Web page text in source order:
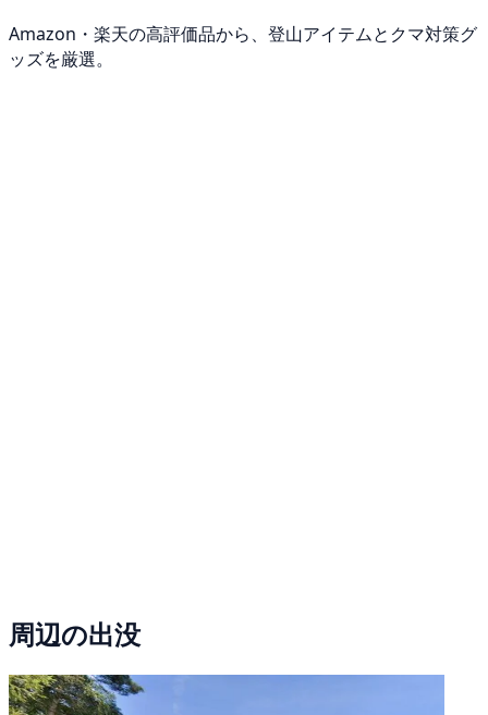
Amazon・楽天の高評価品から、登山アイテムとクマ対策グ
ッズを厳選。
周辺の出没